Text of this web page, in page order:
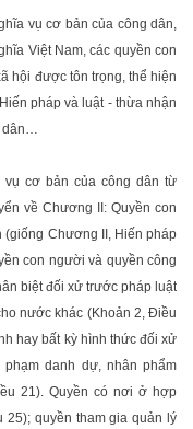
vụ cơ bản của công dân,
Việt Nam, các quyền con
hội được tôn trọng, thể hiện
pháp và luật - thừa nhận
dân…
vụ cơ bản của công dân từ
về Chương II: Quyền con
(giống Chương II, Hiến pháp
con người và quyền công
biệt đối xử trước pháp luật
nước khác (Khoản 2, Điều
hay bất kỳ hình thức đối xử
danh dự, nhân phẩm
21). Quyền có nơi ở hợp
quyền tham gia quản lý